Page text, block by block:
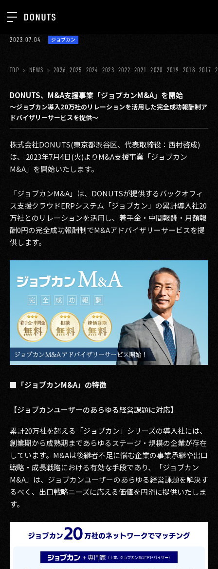
ジョブカン
ゲーム
ミクチャ
医療(CLIUS)
出版メディア
美少女図鑑
イベント
タテドラ
その他事業
2026
2025
2024
2023
2022
2019
2018
2017
2016
2015
2014
2013
2012
TOP
ABOUT
SERVICES
GROUP
CONTACT
PRIVACY POLICY
2023.07.04 ジョブカン
TOP NEWS 2026 2025 2024 2023 2022 2021 2020 2019 2018 2017
DONUTS、M&A支援事業「ジョブカンM&A」を開始
〜ジョブカン導入20万社のリレーションを活用した完全成功報酬制ア
ドバイザリーサービスを提供〜
株式会社DONUTS(東京都渋谷区、代表取締役：西村啓成)
は、 2023年7月4日(火)よりM&A支援事業「ジョブカン
M&A」を開始いたします。
「ジョブカンM&A」は、DONUTSが提供するバックオフィ
ス支援クラウドERPシステム「ジョブカン」の累計導入社20
万社とのリレーションを活用し、着手金・中間報酬・月額報
酬0円の完全成功報酬制でM&Aアドバイザリーサービスを提
供します。
■「ジョブカンM&A」の特徴
【ジョブカンユーザーのあらゆる経営課題に対応】
累計20万社を超える「ジョブカン」シリーズの導入社には、
創業期から成熟期まであらゆるステージ・規模の企業が存在
しています。M&Aは後継者不足に悩む企業の事業承継や出口
戦略・成長戦略における有効な手段であり、「ジョブカン
M&A」は、ジョブカンユーザーのあらゆる経営課題を解決す
るべく、出口戦略ニーズに応える価値を円滑に提供いたしま
す。